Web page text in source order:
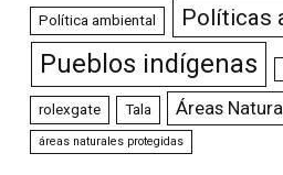
Política ambiental Políticas
Pueblos indígenas
rolexgate Tala Áreas
áreas naturales protegidas